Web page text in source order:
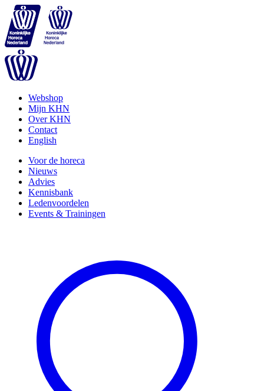
Webshop
Mijn KHN
Over KHN
Contact
English
Voor de horeca
Nieuws
Advies
Kennisbank
Ledenvoordelen
Events & Trainingen